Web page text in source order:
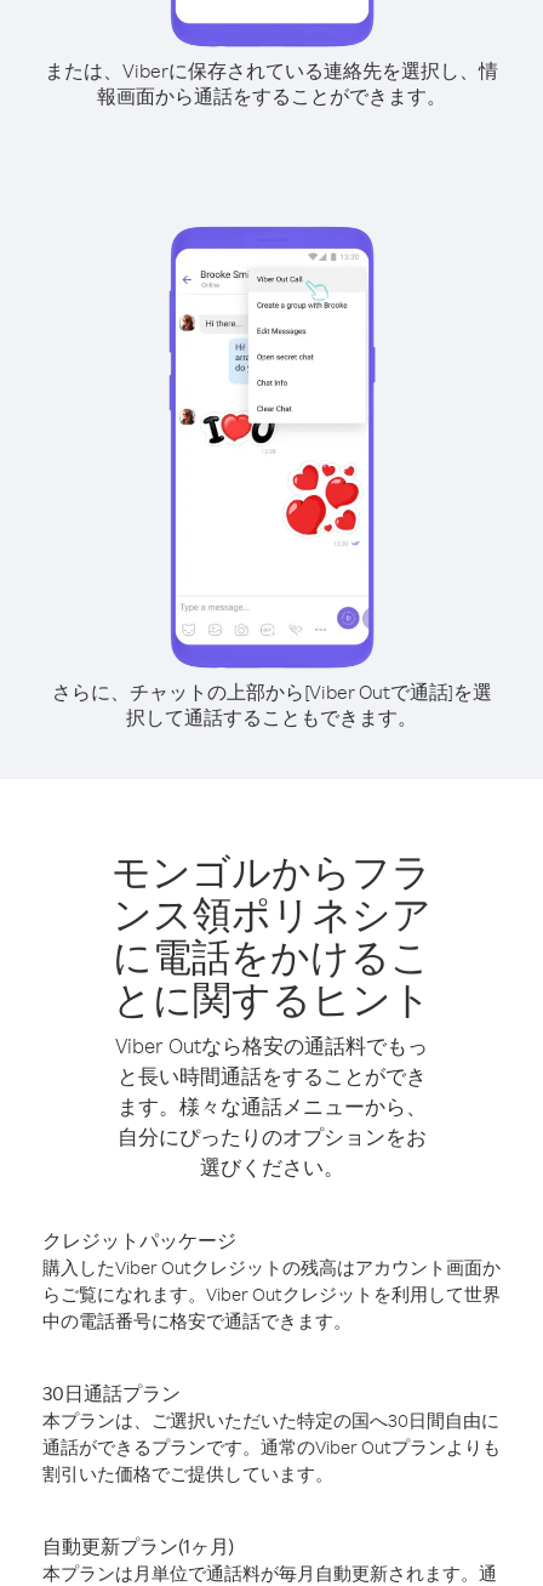
または、Viberに保存されている連絡先を選択し、情
報画面から通話をすることができます。
さらに、チャットの上部から[Viber Outで通話]を選
択して通話することもできます。
モンゴルからフラ
ンス領ポリネシア
に電話をかけるこ
とに関するヒント
Viber Outなら格安の通話料でもっ
と長い時間通話をすることができ
ます。様々な通話メニューから、
自分にぴったりのオプションをお
選びください。
クレジットパッケージ
購入したViber Outクレジットの残高はアカウント画面か
らご覧になれます。Viber Outクレジットを利用して世界
中の電話番号に格安で通話できます。
30日通話プラン
本プランは、ご選択いただいた特定の国へ30日間自由に
通話ができるプランです。通常のViber Outプランよりも
割引いた価格でご提供しています。
自動更新プラン(1ヶ月)
本プランは月単位で通話料が毎月自動更新されます。通